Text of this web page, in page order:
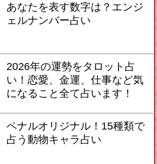
あなたを表す数字は？エンジ
ェルナンバー占い
2026年の運勢をタロット占
い！恋愛、金運、仕事など気
になること全て占います！
ペナルオリジナル！15種類で
占う動物キャラ占い